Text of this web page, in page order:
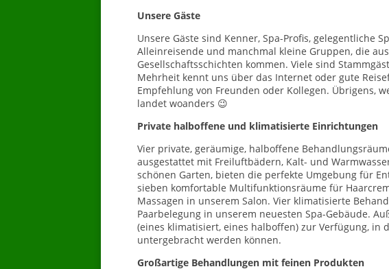
Unsere Gäste
Unsere Gäste sind Kenner, Spa-Profis, gelegentliche
Alleinreisende und manchmal kleine Gruppen, die
Gesellschaftsschichten kommen. Viele sind
Mehrheit kennt uns über das Internet oder gute
Empfehlung von Freunden oder Kollegen. Übrigens,
landet woanders 😉
Private halboffene und klimatisierte Einrichtungen
Vier private, geräumige, halboffene
ausgestattet mit Freiluftbädern, Kalt- und
schönen Garten, bieten die perfekte Umgebung für
sieben komfortable Multifunktionsräume für
Massagen in unserem Salon. Vier klimatisierte
Paarbelegung in unserem neuesten Spa-Gebäude.
(eines klimatisiert, eines halboffen) zur Verfügung, in
untergebracht werden können.
Großartige Behandlungen mit feinen Produkten